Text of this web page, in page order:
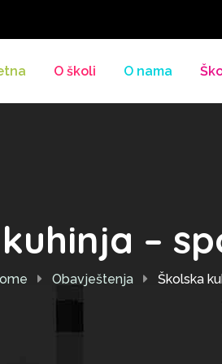
O školi O nama
–
Obavještenja Školska